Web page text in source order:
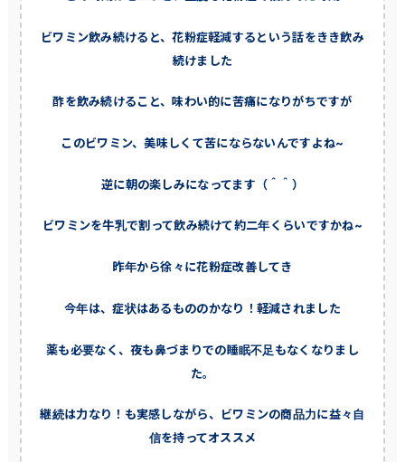
ビワミン飲み続けると、花粉症軽減するという話をきき飲み
続けました
酢を飲み続けること、味わい的に苦痛になりがちですが
このビワミン、美味しくて苦にならないんですよね~
逆に朝の楽しみになってます（＾＾）
ビワミンを牛乳で割って飲み続けて約二年くらいですかね~
昨年から徐々に花粉症改善してき
今年は、症状はあるもののかなり！軽減されました
薬も必要なく、夜も鼻づまりでの睡眠不足もなくなりまし
た。
継続は力なり！も実感しながら、ビワミンの商品力に益々自
信を持ってオススメ